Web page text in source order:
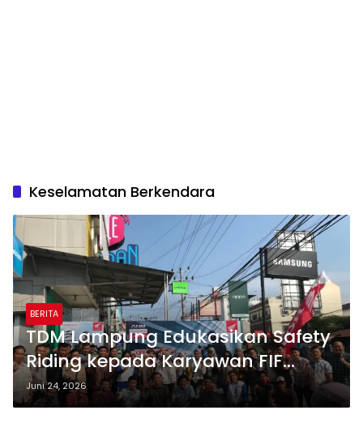
Keselamatan Berkendara
BERITA
TDM Lampung Edukasikan Safety
Riding kepada Karyawan FIF
Pringsewu
Juni 24, 2026